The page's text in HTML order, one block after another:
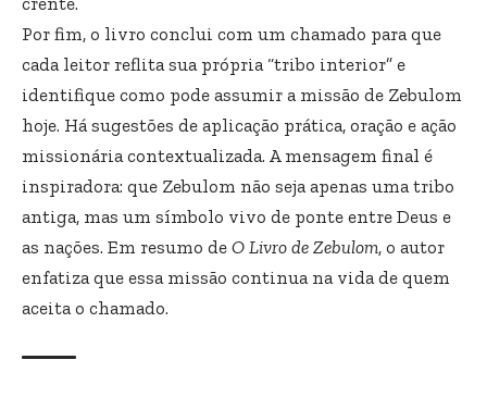
Por fim, o livro conclui com um chamado para que
cada leitor reflita sua própria “tribo interior” e
identifique como pode assumir a missão de Zebulom
hoje. Há sugestões de aplicação prática, oração e ação
missionária contextualizada. A mensagem final é
inspiradora: que Zebulom não seja apenas uma tribo
antiga, mas um símbolo vivo de ponte entre Deus e
as nações. Em resumo de O Livro de Zebulom, o autor
enfatiza que essa missão continua na vida de quem
aceita o chamado.